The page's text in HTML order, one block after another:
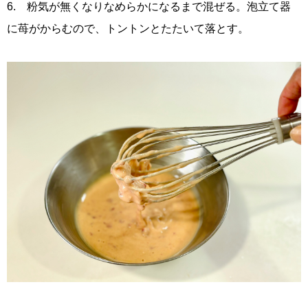
6. 粉気が無くなりなめらかになるまで混ぜる。泡立て器
に苺がからむので、トントンとたたいて落とす。